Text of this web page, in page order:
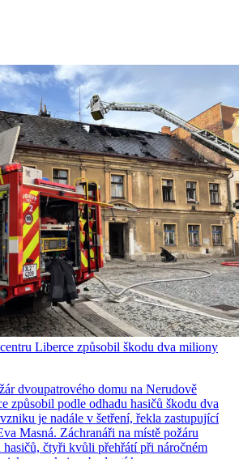
Liberce způsobil škodu dva miliony
dvoupatrového domu na Nerudově
způsobil podle odhadu hasičů škodu dva
je nadále v šetření, řekla zastupující
Masná. Záchranáři na místě požáru
hasičů, čtyři kvůli přehřátí při náročném